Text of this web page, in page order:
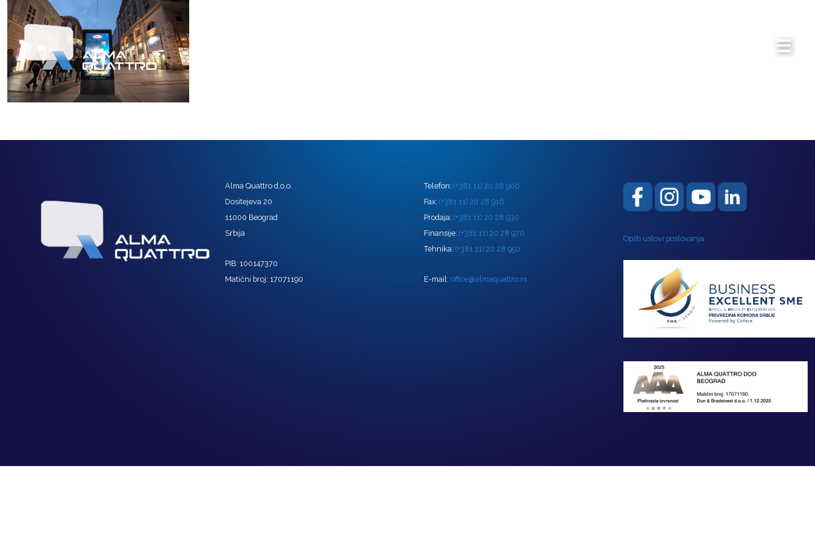
Alma Quattro d.o.o.
Dositejeva 20
11000 Beograd
Srbija
PIB: 100147370
Matični broj: 17071190
Telefon: (+381 11) 20 28 900
Fax: (+381 11) 20 28 916
Prodaja: (+381 11) 20 28 930
Finansije: (+381 11) 20 28 970
Tehnika: (+381 11) 20 28 950
E-mail: office@almaquattro.rs
Opšti uslovi poslovanja